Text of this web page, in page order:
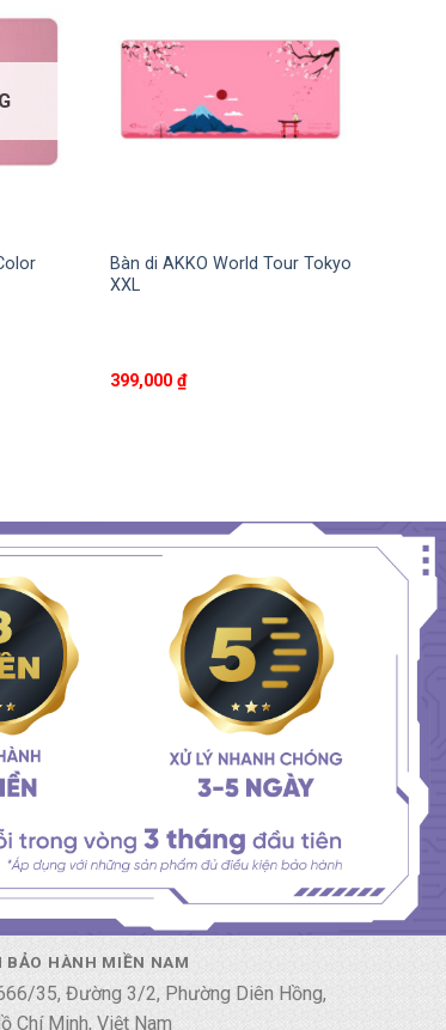
Bàn di AKKO World Tour Tokyo
XXL
399,000 ₫
BẢO HÀNH MIỀN NAM
35, Đường 3/2, Phường Diên Hồng,
Chí Minh, Việt Nam